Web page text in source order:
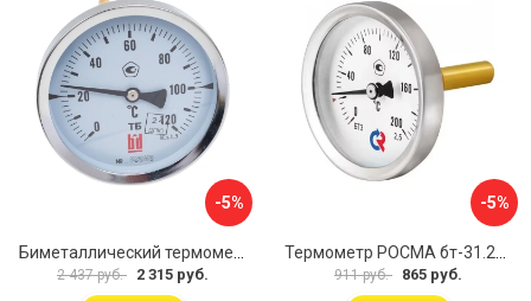
-5%
2 437 руб. 2 315 руб.
-5%
911 руб. 865 руб.